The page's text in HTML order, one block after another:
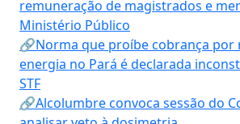
remuneração de magistrados e
Ministério Público
🔗Norma que proíbe cobrança por
energia no Pará é declarada
STF
🔗Alcolumbre convoca sessão do